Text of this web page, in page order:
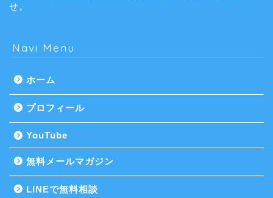
せ。
Navi Menu
ホーム
プロフィール
YouTube
無料メールマガジン
LINEで無料相談